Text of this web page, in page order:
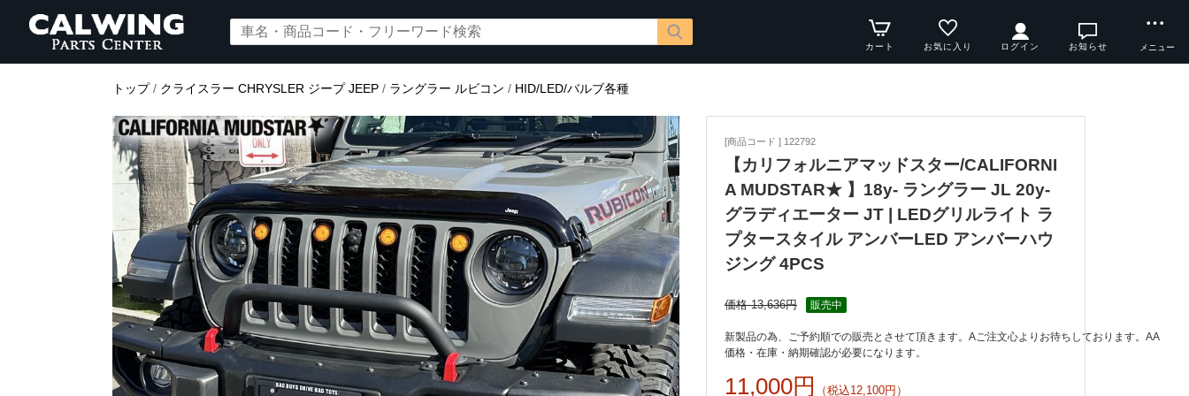
カート お気に入り ログイン お知らせ メニュー
トップ/ クライスラー CHRYSLER ジープ JEEP / ラングラー ルビコン / HID/LED/バルブ各種
[商品コード ] 122792
【カリフォルニアマッドスター/CALIFORNI
A MUDSTAR★ 】18y- ラングラー JL 20y-
グラディエーター JT | LEDグリルライト ラ
プタースタイル アンバーLED アンバーハウ
ジング 4PCS
価格 13,636円 販売中
価格・在庫・納期確認が必要になります。
11,000円 （税込12,100円）